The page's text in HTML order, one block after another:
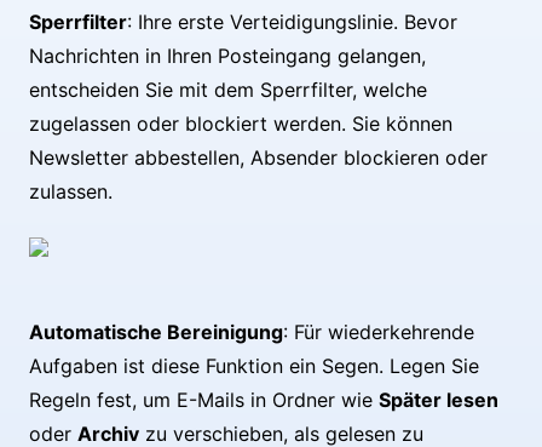
Sperrfilter: Ihre erste Verteidigungslinie. Bevor
Nachrichten in Ihren Posteingang gelangen,
entscheiden Sie mit dem Sperrfilter, welche
zugelassen oder blockiert werden. Sie können
Newsletter abbestellen, Absender blockieren oder
zulassen.
Automatische Bereinigung: Für wiederkehrende
Aufgaben ist diese Funktion ein Segen. Legen Sie
Regeln fest, um E-Mails in Ordner wie Später lesen
oder Archiv zu verschieben, als gelesen zu